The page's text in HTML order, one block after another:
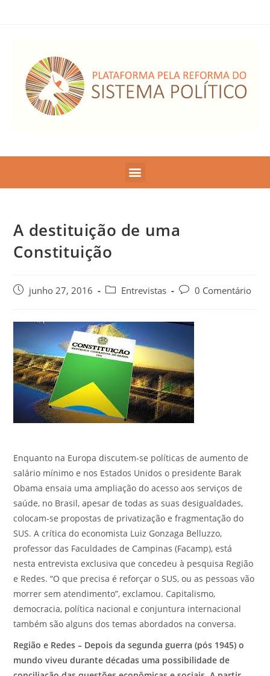
A destituição de uma
Constituição
junho 27, 2016 Entrevistas 0 Comentário
Enquanto na Europa discutem-se políticas de aumento de
salário mínimo e nos Estados Unidos o presidente Barak
Obama ensaia uma ampliação do acesso aos serviços de
saúde, no Brasil, apesar de todas as suas desigualdades,
colocam-se propostas de privatização e fragmentação do
SUS. A crítica do economista Luiz Gonzaga Belluzzo,
professor das Faculdades de Campinas (Facamp), está
nesta entrevista exclusiva que concedeu à pesquisa Região
e Redes. “O que precisa é reforçar o SUS, ou as pessoas vão
morrer sem atendimento”, exclamou. Capitalismo,
democracia, política nacional e conjuntura internacional
também são alguns dos temas abordados na conversa.
Região e Redes – Depois da segunda guerra (pós 1945) o
mundo viveu durante décadas uma possibilidade de